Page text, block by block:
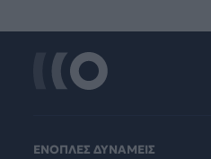
ΕΝΟΠΛΕΣ ΔΥΝΑΜΕΙΣ